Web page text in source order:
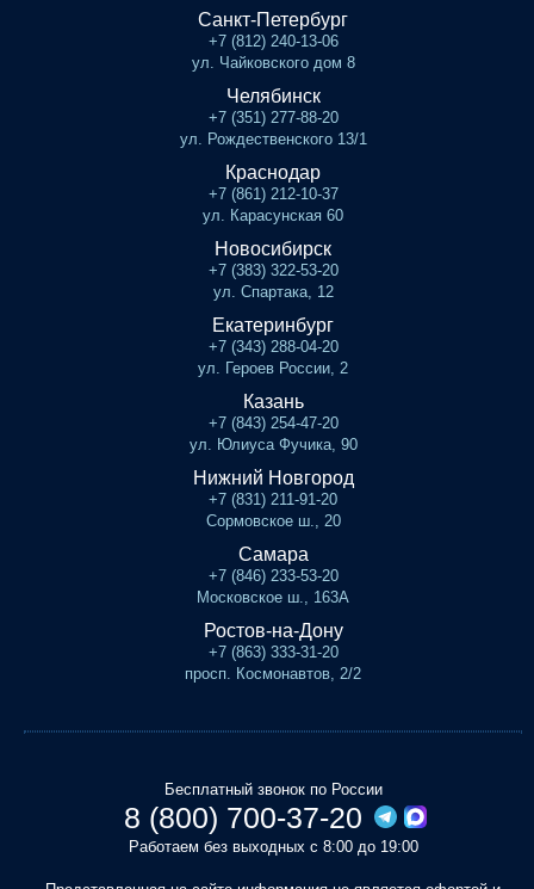
Санкт-Петербург
+7 (812) 240-13-06
ул. Чайковского дом 8
Челябинск
+7 (351) 277-88-20
ул. Рождественского 13/1
Краснодар
+7 (861) 212-10-37
ул. Карасунская 60
Новосибирск
+7 (383) 322-53-20
ул. Спартака, 12
Екатеринбург
+7 (343) 288-04-20
ул. Героев России, 2
Казань
+7 (843) 254-47-20
ул. Юлиуса Фучика, 90
Нижний Новгород
+7 (831) 211-91-20
Сормовское ш., 20
Самара
+7 (846) 233-53-20
Московское ш., 163А
Ростов-на-Дону
+7 (863) 333-31-20
просп. Космонавтов, 2/2
Бесплатный звонок по России
8 (800) 700-37-20
Работаем без выходных с 8:00 до 19:00